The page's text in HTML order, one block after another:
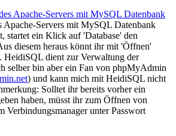
Apache-Servers mit MySQL Datenbank
startet ein Klick auf 'Database' den
diesem heraus könnt ihr mit 'Öffnen'
HeidiSQL dient zur Verwaltung der
selber bin aber ein Fan von phpMyAdmin
) und kann mich mit HeidiSQL nicht
Solltet ihr bereits vorher ein
haben, müsst ihr zum Öffnen von
Verbindungsmanager unter Passwort